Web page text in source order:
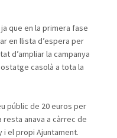
que en la primera fase
en llista d’espera per
d’ampliar la campanya
casolà a tota la
públic de 20 euros per
anava a càrrec de
i el propi Ajuntament.